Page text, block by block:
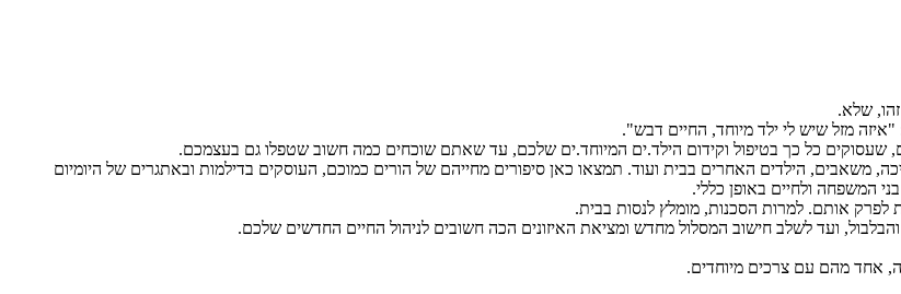
שלא.
מזל שיש לי ילד מיוחד, החיים דבש".
שעסוקים כל כך בטיפול וקידום הילד.ים המיוחד.ים שלכם, עד שאתם שוכחים כמה חשוב שטפלו גם בעצמכם.
משאבים, הילדים האחרים בבית ועוד. תמצאו כאן סיפורים מחייהם של הורים כמוכם, העוסקים בדילמות ובאתגרים של היומיום
המשפחה ולחיים באופן כללי.
לפרק אותם. למרות הסכנות, מומלץ לנסות בבית.
ועד לשלב חישוב המסלול מחדש ומציאת האיזונים הכה חשובים לניהול החיים החדשים שלכם.
אחד מהם עם צרכים מיוחדים.